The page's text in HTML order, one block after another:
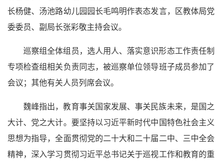
长杨健、汤池路幼儿园园长毛鸣明作表态发言，区教体局党
委委员、副局长张彩敬主持会议。
巡察组全体组员，选人用人、落实意识形态工作责任制
专项检查组相关负责同志，被巡察单位领导班子成员参加了
会议；其他有关人员列席会议。
魏峰指出，教育事关国家发展、事关民族未来，是国之
大计、党之大计。要坚持以习近平新时代中国特色社会主义
思想为指导，全面贯彻党的二十大和二十届二中、三中全会
精神，深入学习贯彻习近平总书记关于巡视工作和教育的重